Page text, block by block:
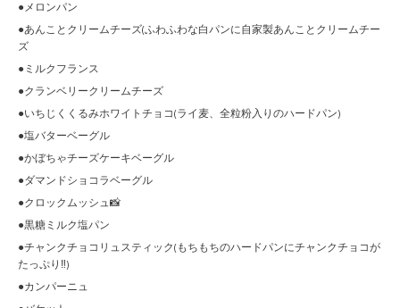
●メロンパン
●あんことクリームチーズ(ふわふわな白パンに自家製あんことクリームチー
ズ
●ミルクフランス
●クランベリークリームチーズ
●いちじくくるみホワイトチョコ(ライ麦、全粒粉入りのハードパン)
●塩バターベーグル
●かぼちゃチーズケーキベーグル
●ダマンドショコラベーグル
●クロックムッシュ📸
●黒糖ミルク塩パン
●チャンクチョコリュスティック(もちもちのハードパンにチャンクチョコが
たっぷり‼︎)
●カンパーニュ